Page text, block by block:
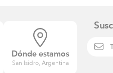
Dónde estamos
San Isidro, Argentina